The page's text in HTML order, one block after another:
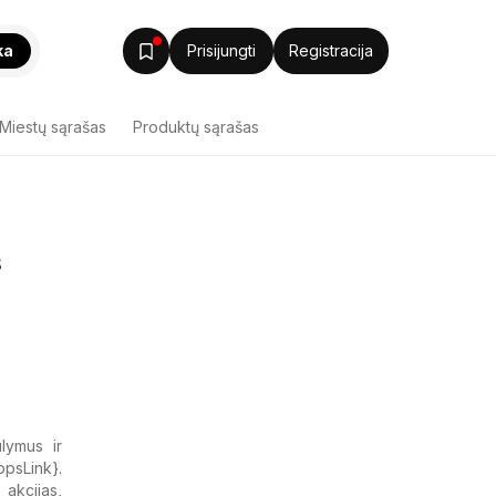
Prisijungti Registracija
Miestų sąrašas Produktų sąrašas
ir